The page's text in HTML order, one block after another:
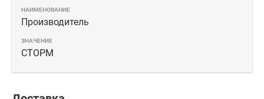
Производитель
СТОРМ